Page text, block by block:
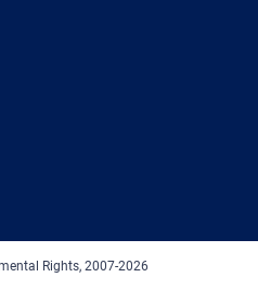
Rights, 2007-2026